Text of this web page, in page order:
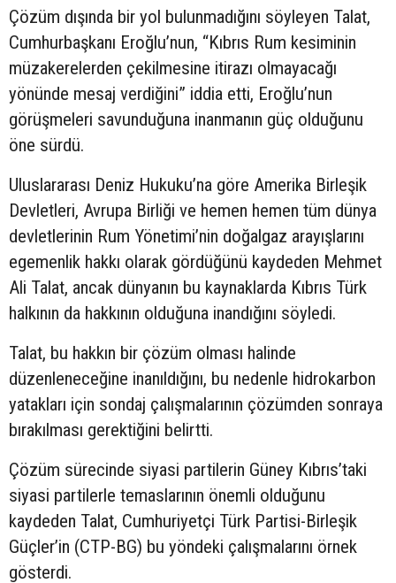
Çözüm dışında bir yol bulunmadığını söyleyen Talat,
Cumhurbaşkanı Eroğlu’nun, “Kıbrıs Rum kesiminin
müzakerelerden çekilmesine itirazı olmayacağı
yönünde mesaj verdiğini” iddia etti, Eroğlu’nun
görüşmeleri savunduğuna inanmanın güç olduğunu
öne sürdü.
Uluslararası Deniz Hukuku’na göre Amerika Birleşik
Devletleri, Avrupa Birliği ve hemen hemen tüm dünya
devletlerinin Rum Yönetimi’nin doğalgaz arayışlarını
egemenlik hakkı olarak gördüğünü kaydeden Mehmet
Ali Talat, ancak dünyanın bu kaynaklarda Kıbrıs Türk
halkının da hakkının olduğuna inandığını söyledi.
Talat, bu hakkın bir çözüm olması halinde
düzenleneceğine inanıldığını, bu nedenle hidrokarbon
yatakları için sondaj çalışmalarının çözümden sonraya
bırakılması gerektiğini belirtti.
Çözüm sürecinde siyasi partilerin Güney Kıbrıs’taki
siyasi partilerle temaslarının önemli olduğunu
kaydeden Talat, Cumhuriyetçi Türk Partisi-Birleşik
Güçler’in (CTP-BG) bu yöndeki çalışmalarını örnek
gösterdi.